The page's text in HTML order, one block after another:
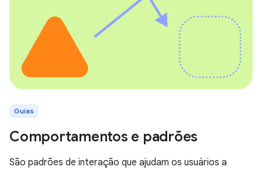
Guias
Comportamentos e padrões
São padrões de interação que ajudam os usuários a